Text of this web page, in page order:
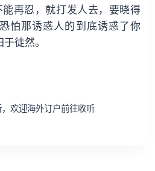
再忍，就打发人去，要晓得
怕那诱惑人的到底诱惑了你
徒然。
欢迎海外订户前往收听